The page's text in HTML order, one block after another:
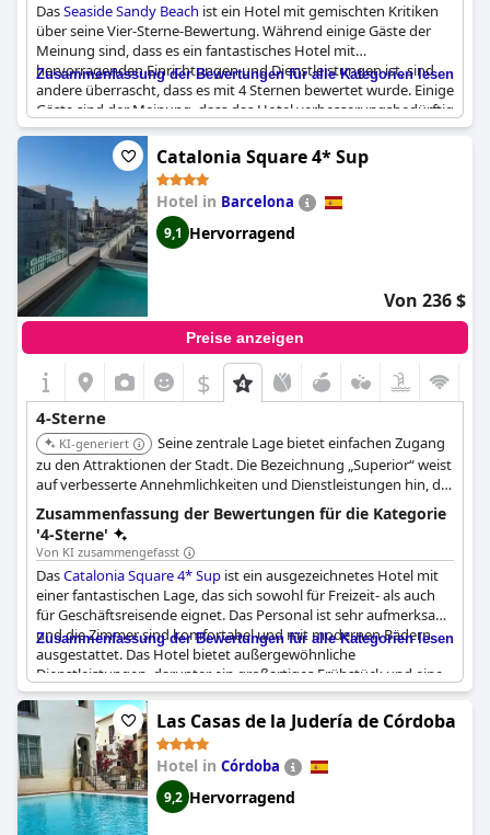
DasSeaside Sandy Beach ist ein Hotel mit gemischten Kritiken
über seine Vier-Sterne-Bewertung. Während einige Gäste der
Meinung sind, dass es ein fantastisches Hotel mit
hervorragenden Einrichtungen und Dienstleistungen ist, sind
andere überrascht, dass es mit 4 Sternen bewertet wurde. Einige
Gäste sind der Meinung, dass das Hotel verbesserungsbedürftig
ist, um als Vier-Sterne-Hotel zu gelten, insbesondere in Bezug
auf Sauberkeit und Ausstattung. Dennoch gibt es Gäste, die der
Meinung sind, dass dasSeaside Sandy Beach
seine Vier-Sterne-
Bewertung verdient hat. Einige Gäste haben darauf
hingewiesen, dass die Informationen über die Annehmlichkeiten
des Hotels verbesserungswürdig sind, und einige haben das
Fehlen von Toilettenartikeln in den Zimmern beklagt. Wenn Sie
also einen Aufenthalt im
ziehen, sollten Sie bedenken, dass die Meinungen über die Vier-
Sterne-Bewertung des Hotels weit auseinandergehen.
Zusammenfassung der Bewertungen für alle Kategorien lesen
Catalonia Square 4* Sup
Hotel in Barcelona
9,1 Hervorragend
Von 236 $
Preise anzeigen
$
4-Sterne
KI-generiert
Seine zentrale Lage bietet einfachen Zugang
zu den Attraktionen der Stadt. Die Bezeichnung „Superior“ weist
auf verbesserte Annehmlichkeiten und Dienstleistungen hin, die
ein komfortables und hochwertiges Erlebnis gewährleisten.
Zusammenfassung der Bewertungen für die Kategorie
'4-Sterne'
Von KI zusammengefasst
DasCatalonia Square 4* Sup ist ein ausgezeichnetes Hotel mit
einer fantastischen Lage, das sich sowohl für Freizeit- als auch
für Geschäftsreisende eignet. Das Personal ist sehr aufmerksam
und die Zimmer sind komfortabel und mit modernen Bädern
ausgestattet. Das Hotel bietet außergewöhnliche
Dienstleistungen, darunter ein großartiges Frühstück und eine
Vielzahl von Annehmlichkeiten für treue Gäste. Es handelt sich
um ein Vier-Sterne-Superior-Hotel mit geräumigen und
geschmackvoll eingerichteten Zimmern. Die Lage des Hotels ist
ideal: Verkehrsmittel und touristische Attraktionen sind leicht zu
erreichen. Insgesamt handelt es sich um ein Hotel der
Spitzenklasse, das die Erwartungen der Gäste übertrifft und von
zufriedenen Besuchern hervorragende Bewertungen erhält.
Zusammenfassung der Bewertungen für alle Kategorien lesen
Las Casas de la Judería de Córdoba
Hotel in Córdoba
9,2 Hervorragend